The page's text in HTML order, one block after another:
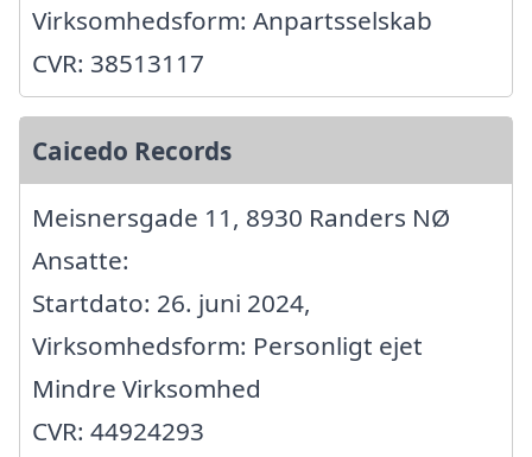
Virksomhedsform: Anpartsselskab
CVR: 38513117
Caicedo Records
Meisnersgade 11, 8930 Randers NØ
Ansatte:
Startdato: 26. juni 2024,
Virksomhedsform: Personligt ejet
Mindre Virksomhed
CVR: 44924293